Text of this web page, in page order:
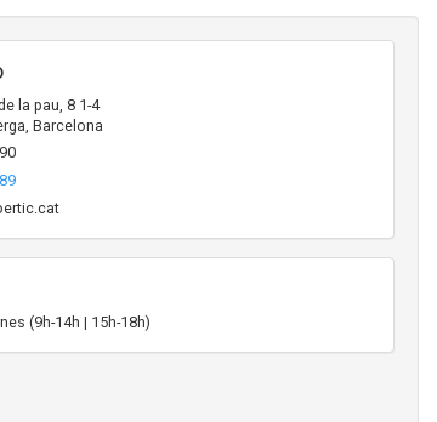
la pau, 8 1-4
, Barcelona
(9h-14h | 15h-18h)